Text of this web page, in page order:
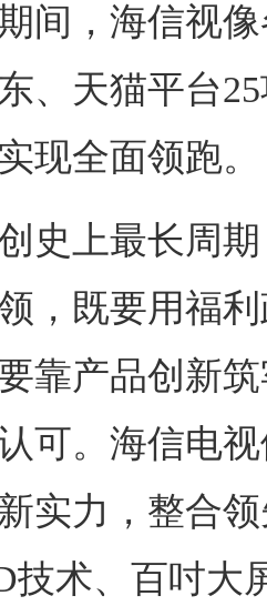
间，海信视
、天猫平台
现全面领跑。
上最长周期
，既要用福
靠产品创新
可。海信电
实力，整合
技术、百吋大